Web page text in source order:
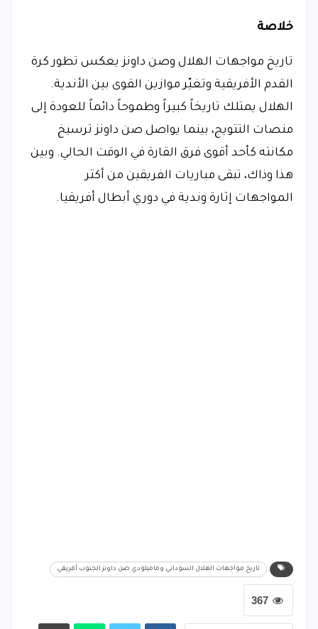
خلاصة
تاريخ مواجهات الهلال وصن داونز يعكس تطور كرة
القدم الأفريقية وتغيّر موازين القوى بين الأندية.
الهلال يمتلك تاريخاً كبيراً وطموحاً دائماً للعودة إلى
منصات التتويج، بينما يواصل صن داونز ترسيخ
مكانته كأحد أقوى فرق القارة في الوقت الحالي. وبين
هذا وذاك، تبقى مباريات الفريقين من أكثر
المواجهات إثارة وندية في دوري أبطال أفريقيا.
تاريخ مواجهات الهلال السوداني وماميلودي صن داونز الجنوب أفريقي
367